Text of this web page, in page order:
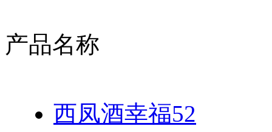
产品名称
西凤酒幸福52